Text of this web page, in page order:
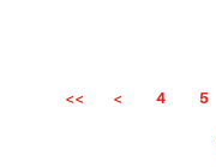
<< < 4 5